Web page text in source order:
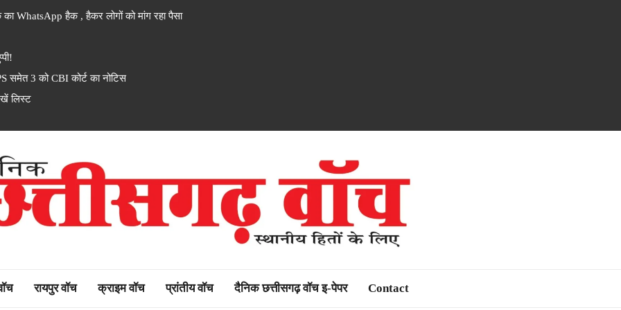
WhatsApp हैक , हैकर लोगों को मांग रहा पैसा
समेत 3 को CBI कोर्ट का नोटिस
लिस्ट
watch
रायपुर वॉच क्राइम वॉच प्रांतीय वॉच दैनिक छत्तीसगढ़ वॉच इ-पेपर Contact